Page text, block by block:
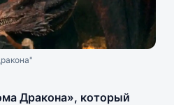
Дракона», который